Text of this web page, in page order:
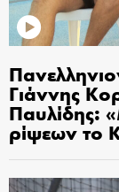
Γιάννης
Παυλίδης:
ρίψεων το